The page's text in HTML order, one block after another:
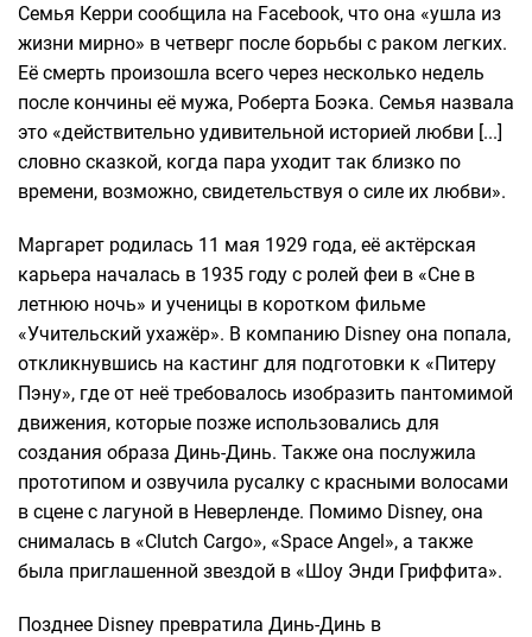
Семья Керри сообщила на Facebook, что она «ушла из
жизни мирно» в четверг после борьбы с раком легких.
Её смерть произошла всего через несколько недель
после кончины её мужа, Роберта Боэка. Семья назвала
это «действительно удивительной историей любви [...]
словно сказкой, когда пара уходит так близко по
времени, возможно, свидетельствуя о силе их любви».
Маргарет родилась 11 мая 1929 года, её актёрская
карьера началась в 1935 году с ролей феи в «Сне в
летнюю ночь» и ученицы в коротком фильме
«Учительский ухажёр». В компанию Disney она попала,
откликнувшись на кастинг для подготовки к «Питеру
Пэну», где от неё требовалось изобразить пантомимой
движения, которые позже использовались для
создания образа Динь-Динь. Также она послужила
прототипом и озвучила русалку с красными волосами
в сцене с лагуной в Неверленде. Помимо Disney, она
снималась в «Clutch Cargo», «Space Angel», а также
была приглашенной звездой в «Шоу Энди Гриффита».
Позднее Disney превратила Динь-Динь в